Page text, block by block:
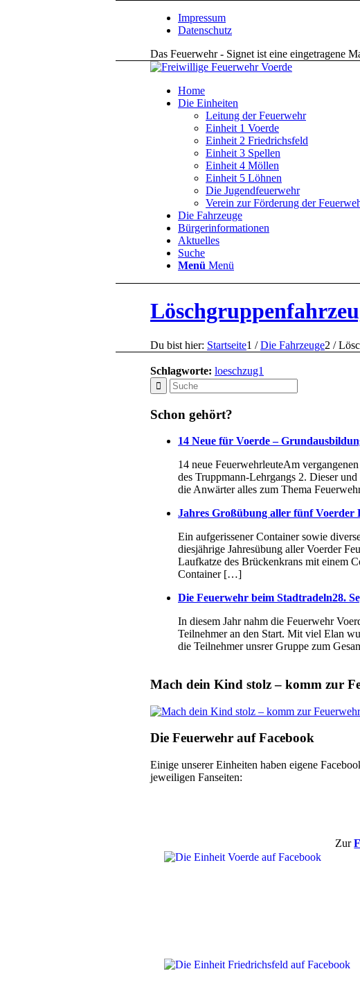
Impressum
Datenschutz
Das Feuerwehr - Signet ist eine eingetragene
Home
Die Einheiten
Leitung der Feuerwehr
Einheit 1 Voerde
Einheit 2 Friedrichsfeld
Einheit 3 Spellen
Einheit 4 Möllen
Einheit 5 Löhnen
Die Jugendfeuerwehr
Verein zur Förderung der
Die Fahrzeuge
Bürgerinformationen
Aktuelles
Suche
Menü Menü
Du bist hier: Startseite1 / Die Fahrzeuge2 /
Schlagworte: loeschzug1
Schon gehört?
14 Neue für Voerde –
14 neue FeuerwehrleuteAm
des Truppmann-Lehrgangs 2. Dieser
die Anwärter alles zum Thema
Jahres Großübung aller fünf Voerder
Ein aufgerissener Container sowie
diesjährige Jahresübung aller Voerder
Laufkatze des Brückenkrans mit einem
Container […]
Die Feuerwehr beim Stadtradeln28.
In diesem Jahr nahm die Feuerwehr
Teilnehmer an den Start. Mit viel Elan
die Teilnehmer unsrer Gruppe zum
Mach dein Kind stolz – komm zur
Die Feuerwehr auf Facebook
Einige unserer Einheiten haben eigene
jeweiligen Fanseiten:
Zur